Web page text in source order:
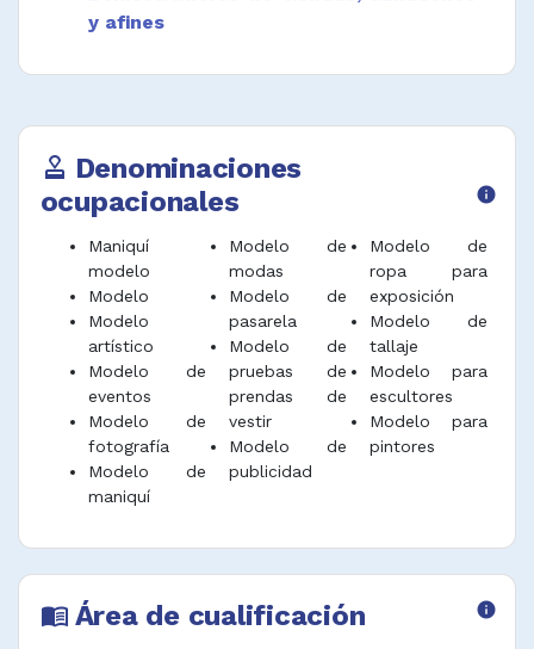
y afines
approval Denominaciones
ocupacionales
info
Maniquí
modelo
Modelo
Modelo
artístico
Modelo de
eventos
Modelo de
fotografía
Modelo de
maniquí
Modelo de
modas
Modelo de
pasarela
Modelo de
pruebas de
prendas de
vestir
Modelo de
publicidad
Modelo de
ropa para
exposición
Modelo de
tallaje
Modelo para
escultores
Modelo para
pintores
menu_book Área de cualificación info